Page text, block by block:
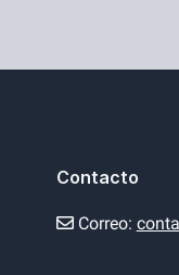
Contacto
Correo: